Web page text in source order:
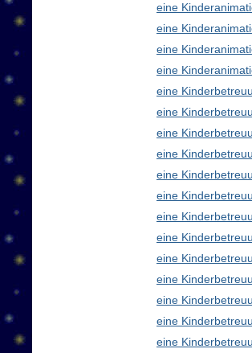
eine
eine
eine
eine
eine
eine
eine
eine
eine
eine
eine
eine
eine
eine
eine
eine
eine